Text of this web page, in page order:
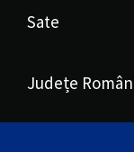
Sate
Județe